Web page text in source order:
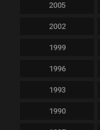
2005
2002
1999
1996
1993
1990